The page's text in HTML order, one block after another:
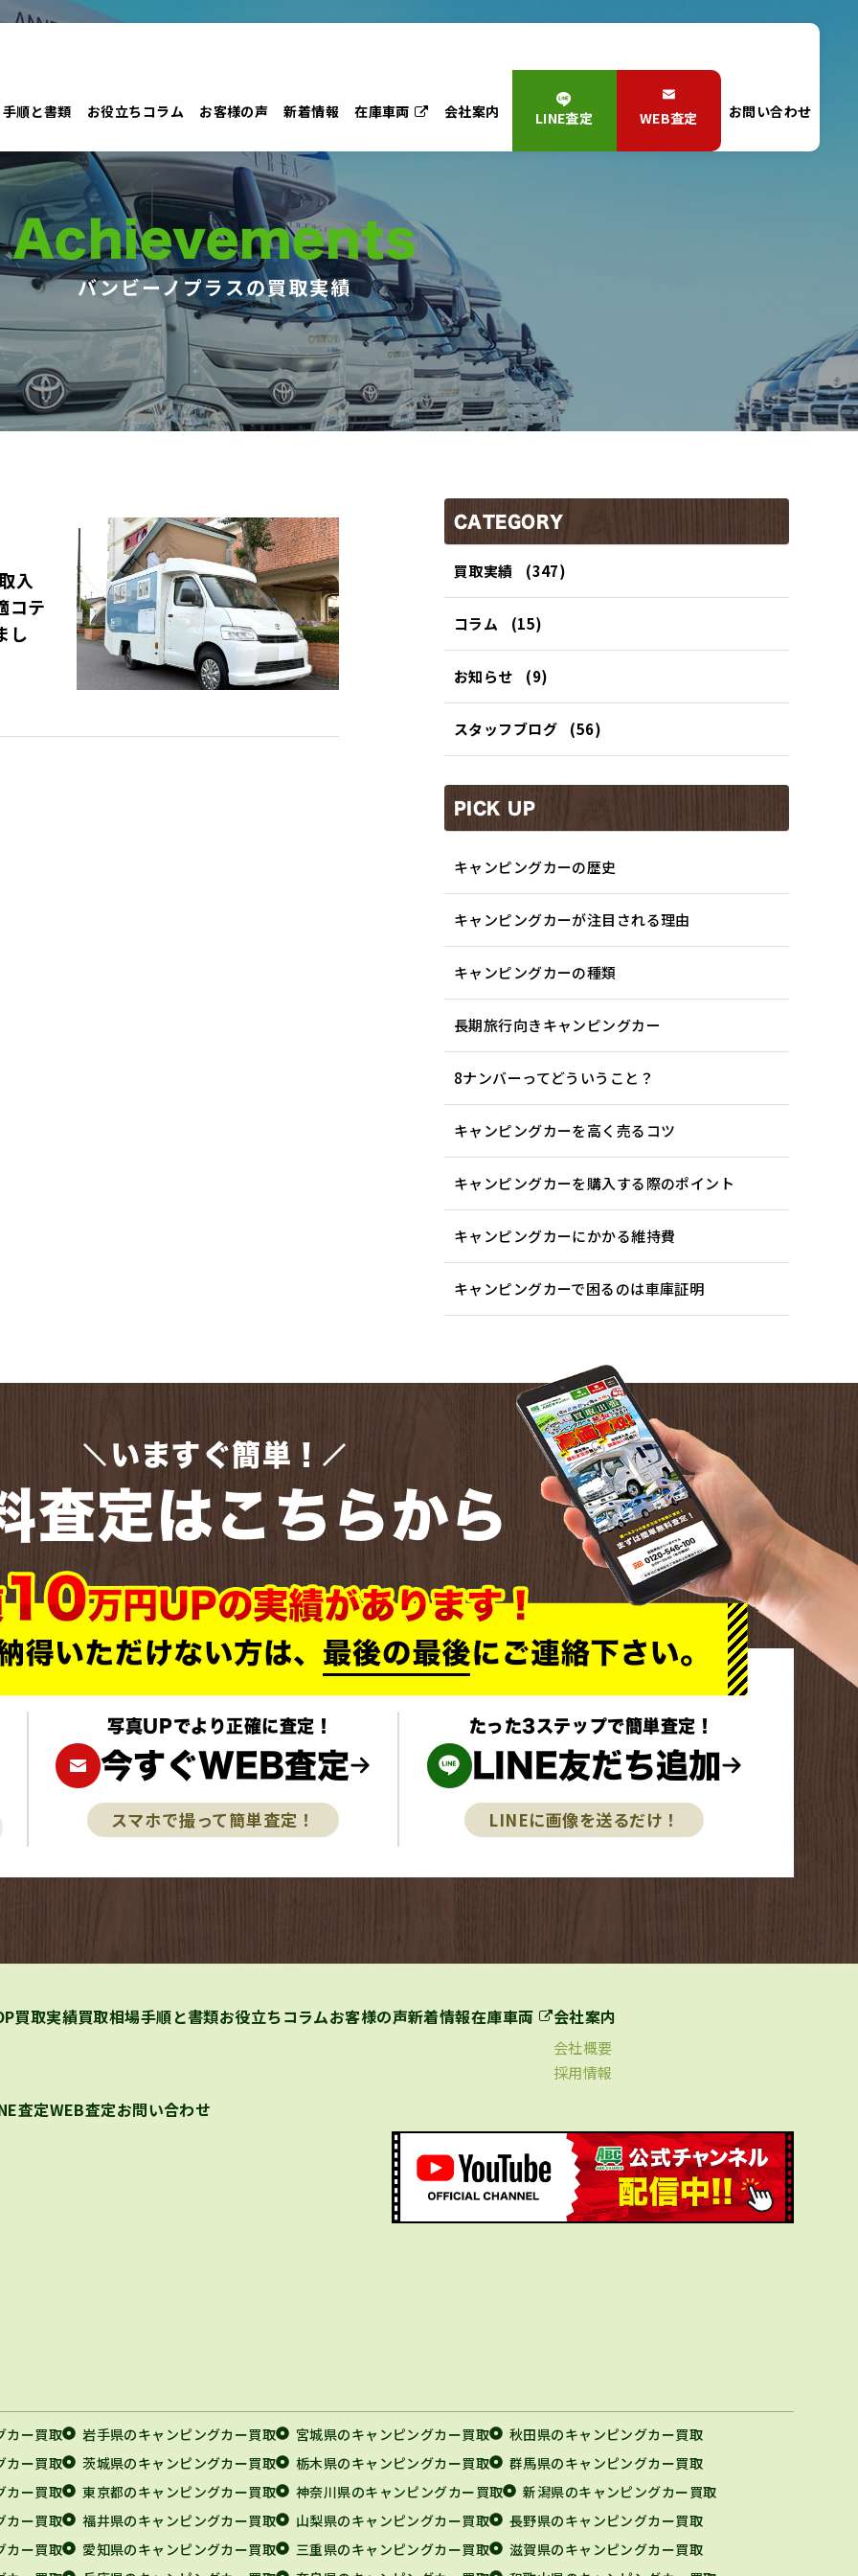
手順と書類 お役立ちコラム お客様の声 新着情報 在庫車両 会社案内 LINE査定 WEB査定 お問い合わせ
Achievements
バンビーノプラスの買取実績
入
コテ
し
CATEGORY
買取実績 (347)
コラム (15)
お知らせ (9)
スタッフブログ (56)
PICK UP
キャンピングカーの歴史
キャンピングカーが注目される理由
キャンピングカーの種類
長期旅行向きキャンピングカー
8ナンバーってどういうこと？
キャンピングカーを高く売るコツ
キャンピングカーを購入する際のポイント
キャンピングカーにかかる維持費
キャンピングカーで困るのは車庫証明
いますぐ簡単！
査定はこちらから
写真UPでより正確に査定！
今すぐWEB査定
スマホで撮って簡単査定！
たった3ステップで簡単査定！
LINE友だち追加
LINEに画像を送るだけ！
買取実績買取相場手順と書類お役立ちコラムお客様の声新着情報在庫車両 会社案内
会社概要
採用情報
査定WEB査定お問い合わせ
カー買取 岩手県のキャンピングカー買取 宮城県のキャンピングカー買取
秋田県のキャンピングカー買取
カー買取
茨城県のキャンピングカー買取 栃木県のキャンピングカー買取
群馬県のキャンピングカー買取
カー買取
東京都のキャンピングカー買取 神奈川県のキャンピングカー買取
新潟県のキャンピングカー買取
カー買取
福井県のキャンピングカー買取 山梨県のキャンピングカー買取
長野県のキャンピングカー買取
カー買取
愛知県のキャンピングカー買取 三重県のキャンピングカー買取
滋賀県のキャンピングカー買取